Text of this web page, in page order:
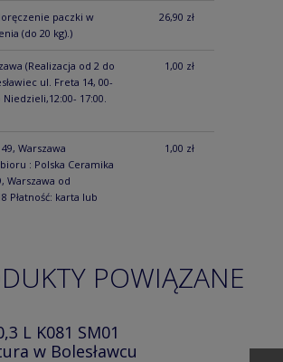
paczki w
(do 20 kg).)
26,90 zł
(Realizacja od 2 do
ul. Freta 14, 00-
17:00.
1,00 zł
Warszawa
: Polska Ceramika
Warszawa od
Płatność: karta lub
1,00 zł
POWIĄZANE
L K081 SM01
w Bolesławcu